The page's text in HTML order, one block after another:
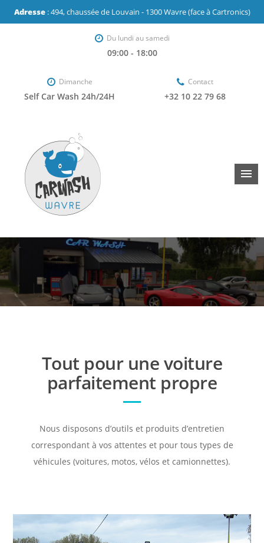
Adresse: 494, chaussée de Louvain - 1300 Wavre (face à Cartronics)
Du lundi au samedi
09:00 - 18:00
Dimanche
Self Car Wash 24h/24H
Contact
+32 10 22 79 68
Tout pour une voiture
parfaitement propre
Nous disposons d’outils et produits d’entretien
correspondant à vos attentes et pour tous types de
véhicules (voitures, motos, vélos et camionnettes).